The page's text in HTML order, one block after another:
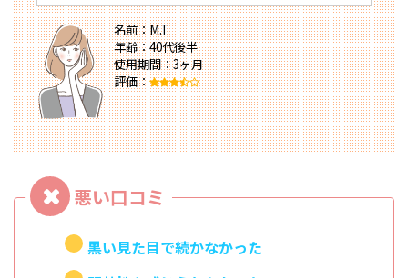
名前：M.T
年齢：40代後半
使用期間：3ヶ月
評価：
黒い見た目で続かなかった